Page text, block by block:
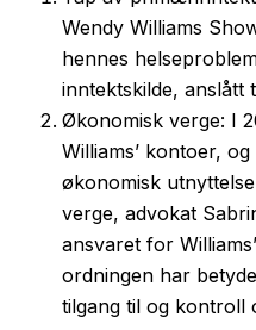
Wendy Williams
hennes
inntektskilde, anslått
Økonomisk verge: I
Williams’ kontoer,
økonomisk
verge, advokat
ansvaret for
ordningen har
tilgang til og kontroll